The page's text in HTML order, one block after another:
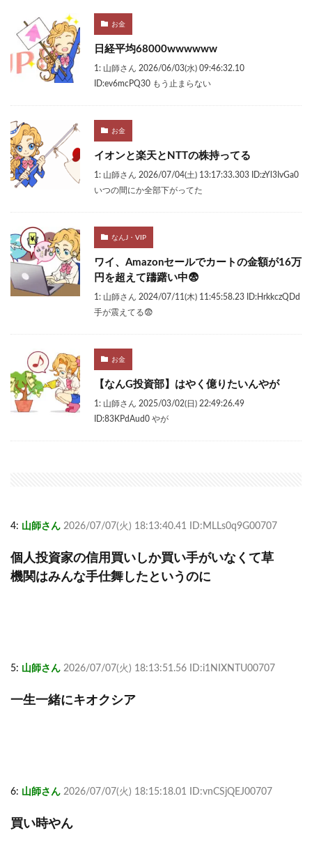
お金
日経平均68000wwwwww
1: 山師さん 2026/06/03(水) 09:46:32.10
ID:ev6mcPQ30 もう止まらない
お金
イオンと楽天とNTTの株持ってる
1: 山師さん 2026/07/04(土) 13:17:33.303 ID:zYl3IvGa0
いつの間にか全部下がってた
なんJ・VIP
ワイ、Amazonセールでカートの金額が16万
円を超えて躊躇い中😨
1: 山師さん 2024/07/11(木) 11:45:58.23 ID:HrkkczQDd
手が震えてる😨
お金
【なんG投資部】はやく億りたいんやが
1: 山師さん 2025/03/02(日) 22:49:26.49
ID:83KPdAud0 やが
4: 山師さん 2026/07/07(火) 18:13:40.41 ID:MLLs0q9G00707
個人投資家の信用買いしか買い手がいなくて草
機関はみんな手仕舞したというのに
5: 山師さん 2026/07/07(火) 18:13:51.56 ID:i1NIXNTU00707
一生一緒にキオクシア
6: 山師さん 2026/07/07(火) 18:15:18.01 ID:vnCSjQEJ00707
買い時やん